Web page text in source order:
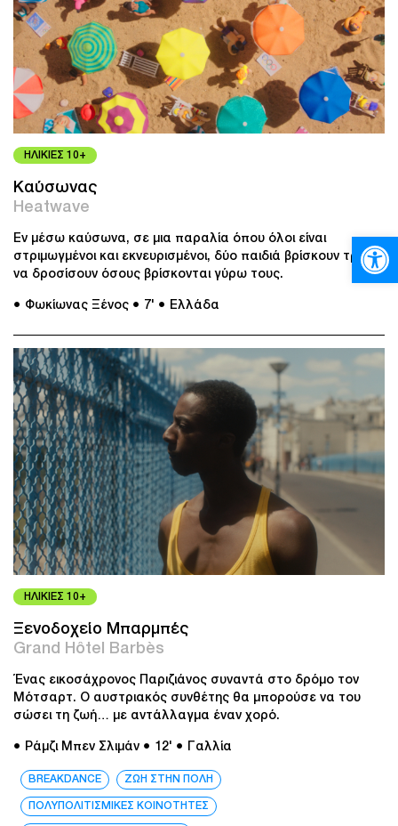
ΗΛΙΚΙΕΣ 10+
Καύσωνας
Heatwave
Εν μέσω καύσωνα, σε μια παραλία όπου όλοι είναι
στριμωγμένοι και εκνευρισμένοι, δύο παιδιά βρίσκουν τρόπο
να δροσίσουν όσους βρίσκονται γύρω τους.
● Φωκίωνας Ξένος ● 7' ● Ελλάδα
ΗΛΙΚΙΕΣ 10+
Ξενοδοχείο Μπαρμπές
Grand Hôtel Barbès
Ένας εικοσάχρονος Παριζιάνος συναντά στο δρόμο τον
Μότσαρτ. Ο αυστριακός συνθέτης θα μπορούσε να του
σώσει τη ζωή… με αντάλλαγμα έναν χορό.
● Ράμζι Μπεν Σλιμάν ● 12' ● Γαλλία
BREAKDANCE ΖΩΗ ΣΤΗΝ ΠΟΛΗ
ΠΟΛΥΠΟΛΙΤΙΣΜΙΚΕΣ ΚΟΙΝΟΤΗΤΕΣ